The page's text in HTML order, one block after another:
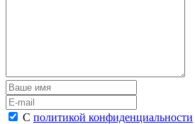
С политикой конфиденциальности